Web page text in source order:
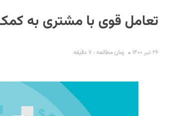
تعامل قوی با مشتری به
۲۶ تیر ۱۴۰۰ زمان مطالعه : ۷ دقیقه